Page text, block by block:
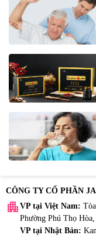
CÔNG TY CỔ PHẦN
apartment VP tại Việt Nam:
Phường Phú Thọ
VP tại Nhật Bản: